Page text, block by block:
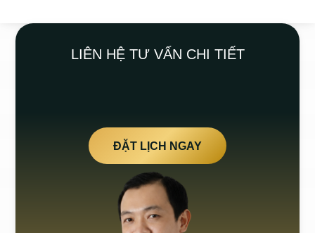
LIÊN HỆ TƯ VẤN CHI TIẾT
ĐẶT LỊCH NGAY